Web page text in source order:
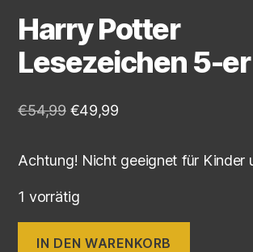
Harry Potter
Lesezeichen 5-
€54,99 €49,99
Achtung! Nicht geeignet für Kinder
1 vorrätig
IN DEN WARENKORB